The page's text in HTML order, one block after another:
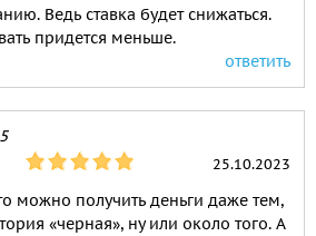
Ведь ставка будет снижаться.
придется меньше.
ответить
25.10.2023
можно получить деньги даже тем,
«черная», ну или около того. А